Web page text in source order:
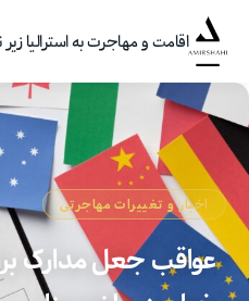
مهاجرتی
امیرشاهی
اقامت و مهاجرت به استرالیا
اخبار و تغییرات مهاجرتی
عواقب جعل مدارک